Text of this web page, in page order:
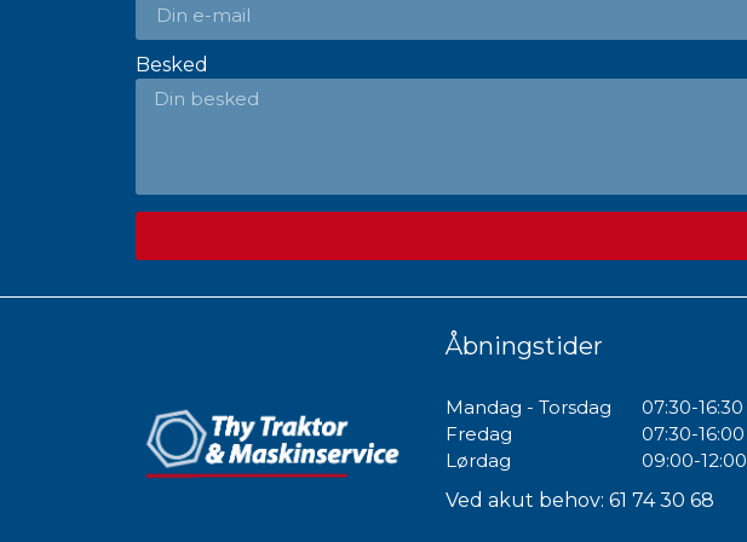
Besked
Åbningstider
Mandag - Torsdag
Fredag
Lørdag
07:30-16:30
07:30-16:00
09:00-12:00
Ved akut behov: 61 74 30 68